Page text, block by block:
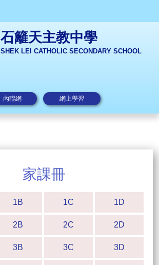
石籬天主教中學
SHEK LEI CATHOLIC SECONDARY SCHOOL
內聯網 網上學習
家課冊
1B 1C 1D
2B 2C 2D
3B 3C 3D